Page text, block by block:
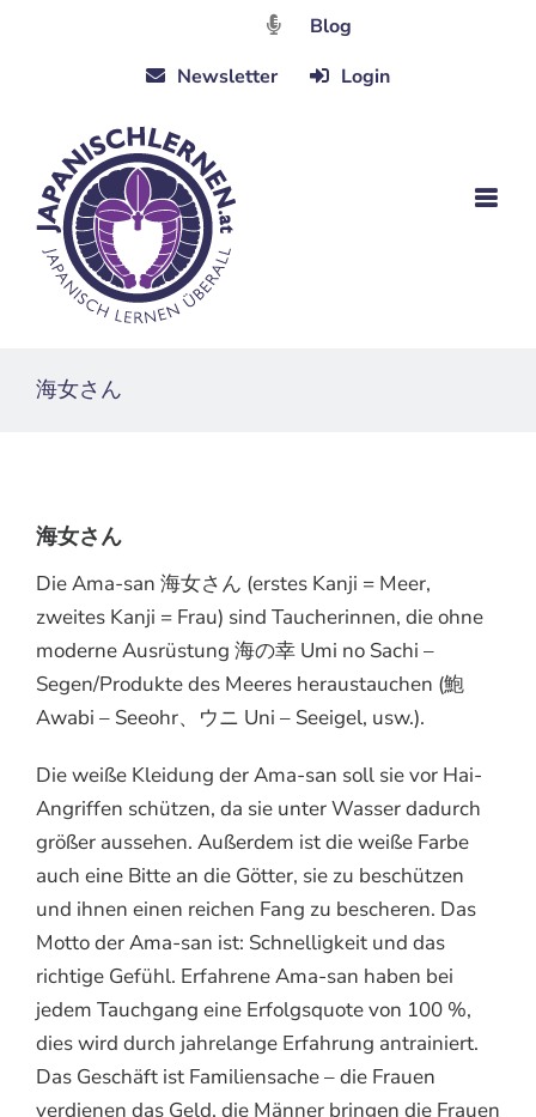
Blog
Newsletter
Login
海女さん
海女さん
Die Ama-san 海女さん (erstes Kanji = Meer,
zweites Kanji = Frau) sind Taucherinnen, die ohne
moderne Ausrüstung 海の幸 Umi no Sachi –
Segen/Produkte des Meeres heraustauchen (鮑
Awabi – Seeohr、ウニ Uni – Seeigel, usw.).
Die weiße Kleidung der Ama-san soll sie vor Hai-
Angriffen schützen, da sie unter Wasser dadurch
größer aussehen. Außerdem ist die weiße Farbe
auch eine Bitte an die Götter, sie zu beschützen
und ihnen einen reichen Fang zu bescheren. Das
Motto der Ama-san ist: Schnelligkeit und das
richtige Gefühl. Erfahrene Ama-san haben bei
jedem Tauchgang eine Erfolgsquote von 100 %,
dies wird durch jahrelange Erfahrung antrainiert.
Das Geschäft ist Familiensache – die Frauen
verdienen das Geld, die Männer bringen die Frauen